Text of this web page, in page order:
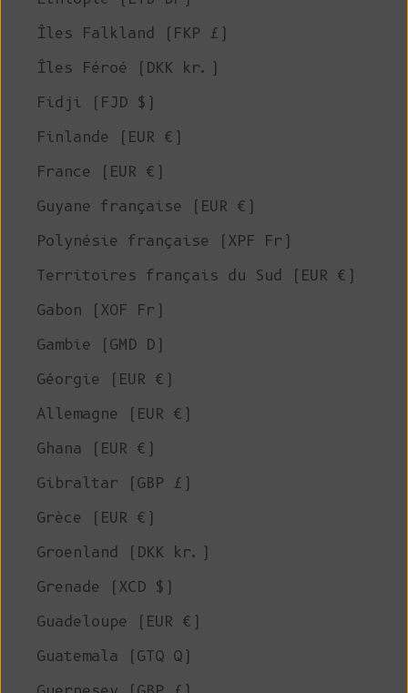
Îles Falkland (FKP £)
Îles Féroé (DKK kr.)
Fidji (FJD $)
Finlande (EUR €)
France (EUR €)
Guyane française (EUR €)
Polynésie française (XPF Fr)
Territoires français du Sud (EUR €)
Gabon (XOF Fr)
Gambie (GMD D)
Géorgie (EUR €)
Allemagne (EUR €)
Ghana (EUR €)
Gibraltar (GBP £)
Grèce (EUR €)
Groenland (DKK kr.)
Grenade (XCD $)
Guadeloupe (EUR €)
Guatemala (GTQ Q)